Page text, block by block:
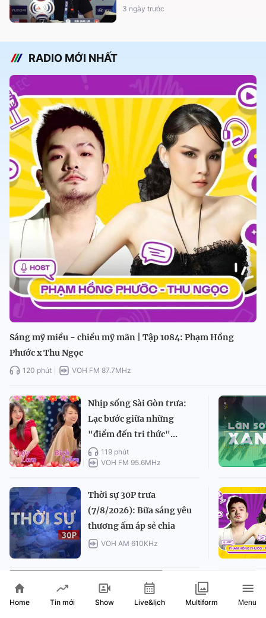
3 ngày trước
RADIO MỚI NHẤT
Sáng mỹ miều - chiều mỹ mãn | Tập 1084: Phạm Hồng
Phước x Thu Ngọc
120 phút VOH FM 87.7MHz
Nhịp sống Sài Gòn trưa:
Lạc bước giữa những
"điểm đến tri thức"...
119 phút
VOH FM 95.6MHz
Thời sự 30P trưa
(7/8/2026): Bữa sáng yêu
thương ấm áp sẻ chia
VOH AM 610KHz
MULTIFORM
Home Tin mới Show Live&lịch Multiform Menu